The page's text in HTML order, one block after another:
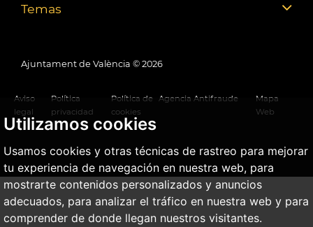
Utilizamos cookies
Usamos cookies y otras técnicas de rastreo para mejorar
tu experiencia de navegación en nuestra web, para
mostrarte contenidos personalizados y anuncios
adecuados, para analizar el tráfico en nuestra web y para
comprender de donde llegan nuestros visitantes.
Temas
Ajuntament de València © 2026
Aviso
legal
Política
privacidad
Política de
cookies
Agencia Antifraude
Mapa
Web